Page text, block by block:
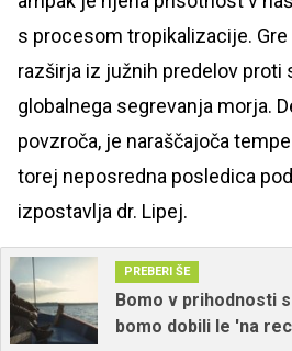
s procesom tropikalizacije. Gre
razširja iz južnih predelov proti
globalnega segrevanja morja.
povzroča, je naraščajoča
torej neposredna posledica
izpostavlja dr. Lipej.
PREBERI ŠE
Bomo v prihodnosti
bomo dobili le 'na